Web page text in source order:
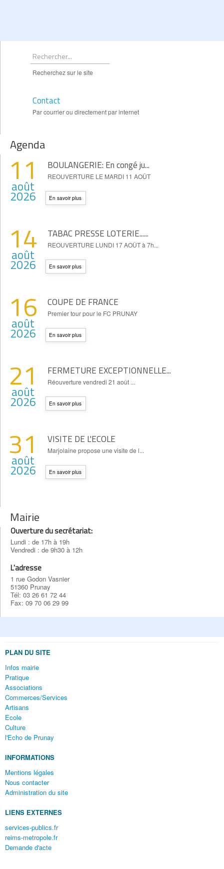
Recherchez sur le site
Contact
Par courrier ou directement par internet
Agenda
BOULANGERIE: En congé ju...
REOUVERTURE LE MARDI 11 AOÛT
11
août
2026 En savoir plus
TABAC PRESSE LOTERIE......
REOUVERTURE LUNDI 17 AOÛT à 7h...
14
août
2026 En savoir plus
COUPE DE FRANCE
Premier tour pour le FC PRUNAY
16
août
2026 En savoir plus
FERMETURE EXCEPTIONNELLE...
Réouverture vendredi 21 août ...
21
août
2026 En savoir plus
VISITE DE L'ECOLE
Marjolaine propose une visite de l...
31
août
2026 En savoir plus
Mairie
Ouverture du secrétariat:
Lundi : de 17h à 19h
Vendredi : de 9h30 à 12h
L'adresse
1 rue Godon Vasnier
51360 Prunay
Tél: 03 26 61 72 44
Fax: 09 70 06 29 99
PLAN DU SITE
Infos mairie
Pratique
Associations
Commerces/Services
Artisans
Ecole
Culture
l'Echo de Prunay
INFORMATIONS
Mentions légales
Nous contacter
Administration du site
LIENS EXTERNES
services-publics.fr
reims-metropole.fr
Demande d'acte